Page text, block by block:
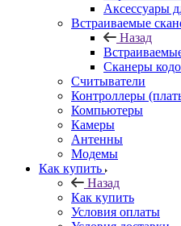
Аксессуары
Встраиваемые
Назад
Сканеры
Считыватели
Контроллеры
Компьютеры
Камеры
Антенны
Модемы
Как купить
Назад
Как купить
Условия оплаты